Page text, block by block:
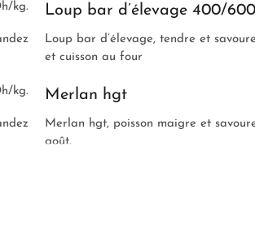
kg.
kg.
Loup bar d’élevage 400/
Loup bar d’élevage, tendre et
et cuisson au four
Merlan hgt
Merlan hgt, poisson maigre et
goût.